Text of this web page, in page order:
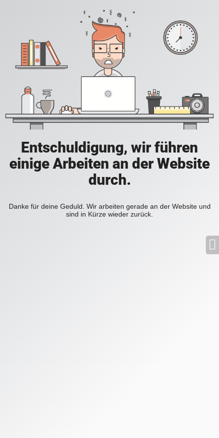
Entschuldigung, wir führen
einige Arbeiten an der Website
durch.
Danke für deine Geduld. Wir arbeiten gerade an der Website und
sind in Kürze wieder zurück.